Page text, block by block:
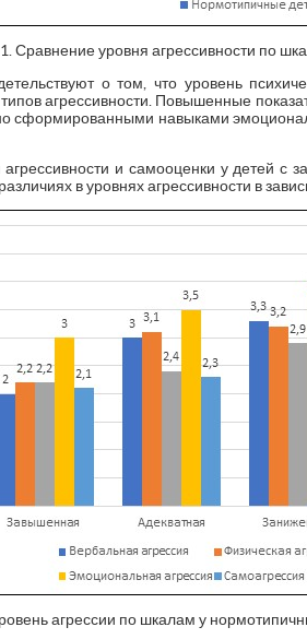
Сравнение уровня агрессивности по
о том, что уровень
агрессивности. Повышенные
сформированными навыками
агрессивности и самооценки у детей с
в уровнях агрессивности в
агрессии по шкалам у